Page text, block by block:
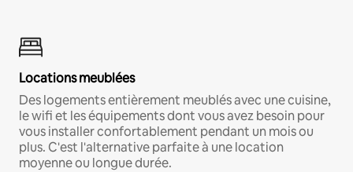
Locations meublées
Des logements entièrement meublés avec une cuisine,
le wifi et les équipements dont vous avez besoin pour
vous installer confortablement pendant un mois ou
plus. C'est l'alternative parfaite à une location
moyenne ou longue durée.